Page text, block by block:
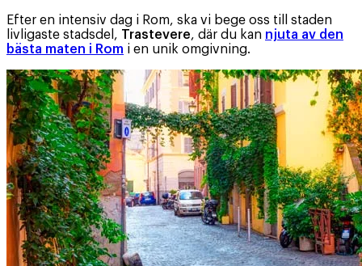
Efter en intensiv dag i Rom, ska vi bege oss till staden
livligaste stadsdel, Trastevere, där du kan njuta av den
bästa maten i Rom i en unik omgivning.